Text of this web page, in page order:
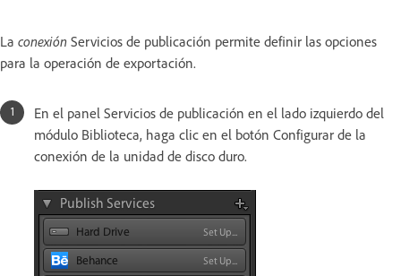
La conexión Servicios de publicación permite definir las opciones
para la operación de exportación.
En el panel Servicios de publicación en el lado izquierdo del
módulo Biblioteca, haga clic en el botón Configurar de la
conexión de la unidad de disco duro.